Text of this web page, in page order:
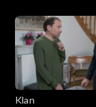
3601–3700
3501–3600
3401–3500
Klan